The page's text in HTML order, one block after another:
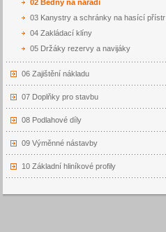
02 Bedny na nářadí
03 Kanystry a schránky na hasící přístr
04 Zakládací klíny
05 Držáky rezervy a navijáky
06 Zajištění nákladu
07 Doplňky pro stavbu
08 Podlahové díly
09 Výměnné nástavby
10 Základní hliníkové profily